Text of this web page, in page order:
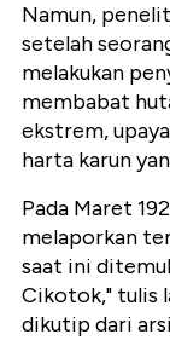
Namun,
setelah
melakukan
membabat
ekstrem,
harta karun
Pada Maret
melaporkan
saat ini
Cikotok," tulis
dikutip dari